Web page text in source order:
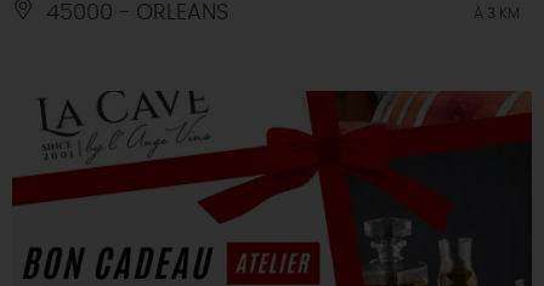
45000 - ORLEANS À 3 KM